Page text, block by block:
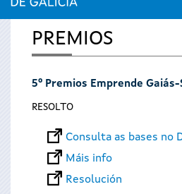
Vostede
está
aquí
PREMIOS
5º Premios Emprende Gaiás-
RESOLTO
Consulta as bases no
Máis info
Resolución